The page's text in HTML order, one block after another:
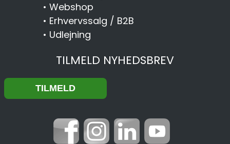
• Webshop
• Erhvervssalg / B2B
• Udlejning
TILMELD NYHEDSBREV